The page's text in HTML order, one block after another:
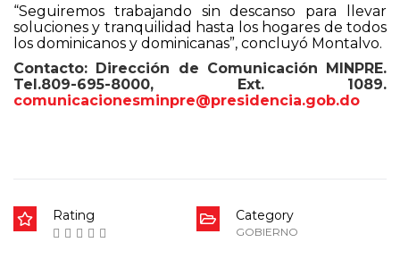
“Seguiremos trabajando sin descanso para llevar
soluciones y tranquilidad hasta los hogares de todos
los dominicanos y dominicanas”, concluyó Montalvo.
Contacto: Dirección de Comunicación MINPRE.
Tel.809-695-8000, Ext. 1089.
comunicacionesminpre@presidencia.gob.do
Rating Category
GOBIERNO